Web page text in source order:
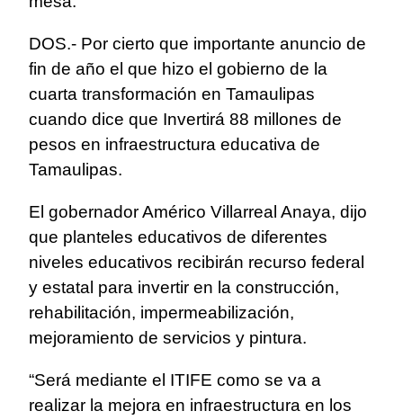
DOS.- Por cierto que importante anuncio de
fin de año el que hizo el gobierno de la
cuarta transformación en Tamaulipas
cuando dice que Invertirá 88 millones de
pesos en infraestructura educativa de
Tamaulipas.
El gobernador Américo Villarreal Anaya, dijo
que planteles educativos de diferentes
niveles educativos recibirán recurso federal
y estatal para invertir en la construcción,
rehabilitación, impermeabilización,
mejoramiento de servicios y pintura.
“Será mediante el ITIFE como se va a
realizar la mejora en infraestructura en los